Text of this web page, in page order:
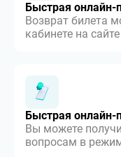
Быстрая онлайн-
Возврат билета
кабинете на
Быстрая онлайн-
Вы можете
вопросам в